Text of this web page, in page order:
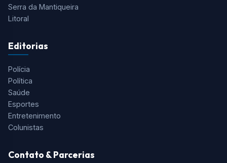
Serra da Mantiqueira
Litoral
Editorias
Polícia
Política
Saúde
Esportes
Entretenimento
Colunistas
Contato & Parcerias